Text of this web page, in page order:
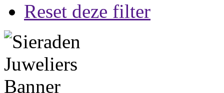
Reset deze filter